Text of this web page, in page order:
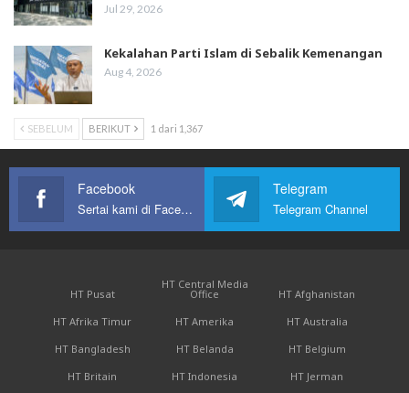
Jul 29, 2026
Kekalahan Parti Islam di Sebalik Kemenangan
Aug 4, 2026
SEBELUM BERIKUT 1 dari 1,367
Facebook
Sertai kami di Facebook
Telegram
Telegram Channel
HT Pusat
HT Central Media
Office
HT Afghanistan
HT Afrika Timur
HT Amerika
HT Australia
HT Bangladesh
HT Belanda
HT Belgium
HT Britain
HT Indonesia HT Jerman